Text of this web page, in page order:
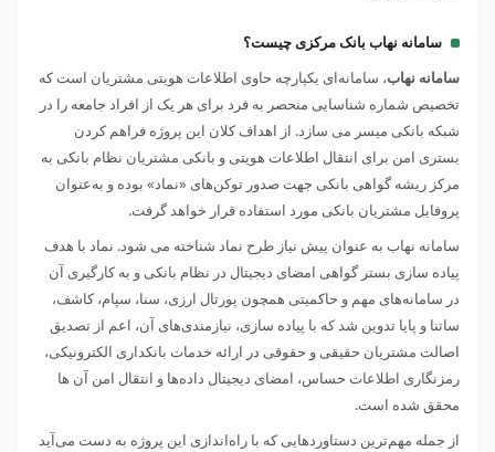
سامانه نهاب بانک مرکزی چیست؟
سامانه نهاب، سامانه‌ای یکپارچه حاوی اطلاعات هویتی مشتریان است که
تخصیص شماره شناسایی منحصر به فرد برای هر یک از افراد جامعه را در
شبکه بانکی میسر می‌ سازد. از اهداف کلان این پروژه فراهم کردن
بستری امن برای انتقال اطلاعات هویتی و بانکی مشتریان نظام بانکی به
مرکز ریشه گواهی بانکی جهت صدور توکن‌های «نماد» بوده و به‌عنوان
پروفایل مشتریان بانکی مورد استفاده قرار خواهد گرفت.
سامانه نهاب به عنوان پیش نیاز طرح نماد شناخته می شود. نماد با هدف
پیاده سازی بستر گواهی امضای دیجیتال در نظام بانکی و به کارگیری آن
در سامانه‌های مهم و حاکمیتی همچون پورتال ارزی، سنا، سپام، کاشف،
ساتنا و پایا تدوین شد که با پیاده سازی، نیازمندی‌های آن، اعم از تصدیق
اصالت مشتریان حقیقی و حقوقی در ارائه خدمات بانکداری الکترونیکی،
رمزنگاری اطلاعات حساس، امضای دیجیتال داده‌ها و انتقال امن آن ها
محقق شده است.
از جمله مهم‌ترین دستاوردهایی که با راه‌اندازی این پروژه به دست می‌آید